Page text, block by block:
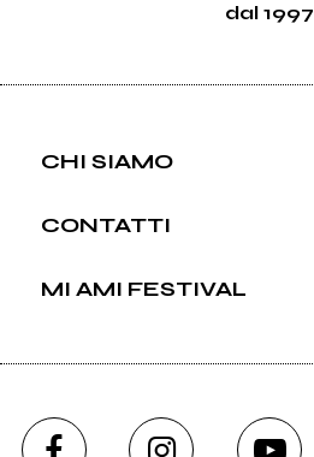
dal 1997
CHI SIAMO
CONTATTI
MI AMI FESTIVAL